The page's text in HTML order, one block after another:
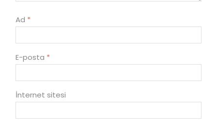
Ad *
E-posta *
İnternet sitesi